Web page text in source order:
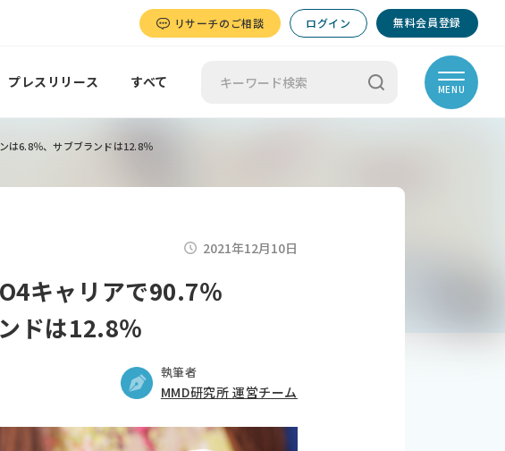
リサーチのご相談 ログイン 無料会員登録
プレスリリース すべて MENU
は6.8％、サブブランドは12.8％
2021年12月10日
キャリアで90.7％
ドは12.8％
執筆者
MMD研究所 運営チーム